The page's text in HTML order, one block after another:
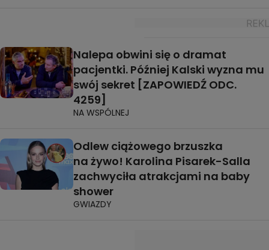
Nalepa obwini się o dramat
pacjentki. Później Kalski wyzna mu
swój sekret [ZAPOWIEDŹ ODC.
4259]
NA WSPÓLNEJ
Odlew ciążowego brzuszka
na żywo! Karolina Pisarek-Salla
zachwyciła atrakcjami na baby
shower
GWIAZDY